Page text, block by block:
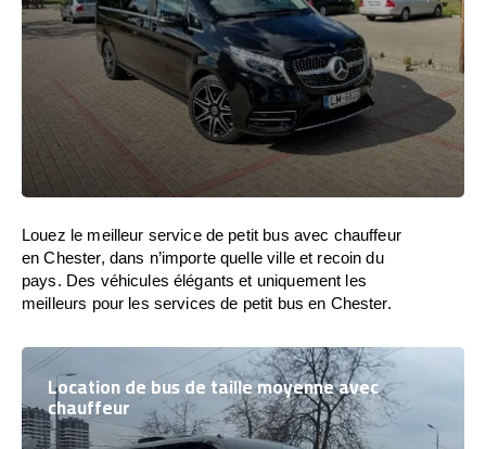
Louez le meilleur service de petit bus avec chauffeur
en Chester, dans n’importe quelle ville et recoin du
pays. Des véhicules élégants et uniquement les
meilleurs pour les services de petit bus en Chester.
Location de bus de taille moyenne avec
chauffeur